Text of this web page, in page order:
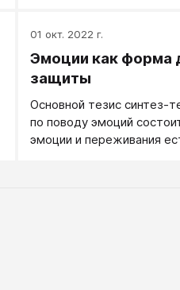
01 окт. 2022 г.
Эмоции как форма
защиты
Основной тезис синтез-
по поводу эмоций
эмоции и переживания